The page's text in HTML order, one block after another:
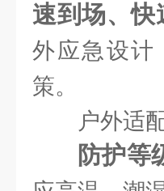
速到场、快
外应急设计
策。
户外适
防护等